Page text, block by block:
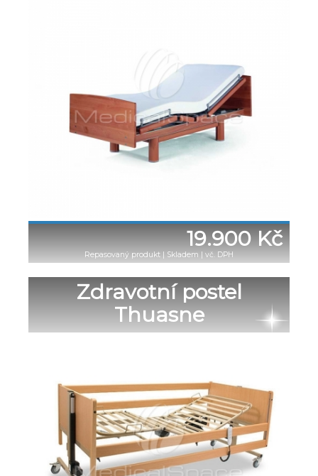
19.900 Kč
Repasovaný produkt | Skladem | vč. DPH
Zdravotní postel
Thuasne